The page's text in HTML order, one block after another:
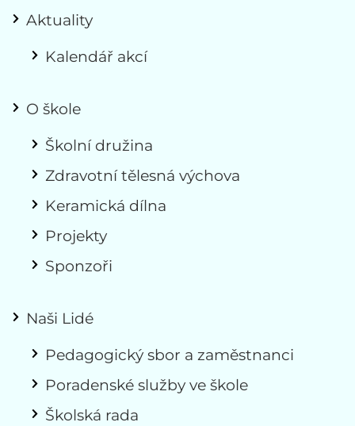
Aktuality
Kalendář akcí
O škole
Školní družina
Zdravotní tělesná výchova
Keramická dílna
Projekty
Sponzoři
Naši Lidé
Pedagogický sbor a zaměstnanci
Poradenské služby ve škole
Školská rada